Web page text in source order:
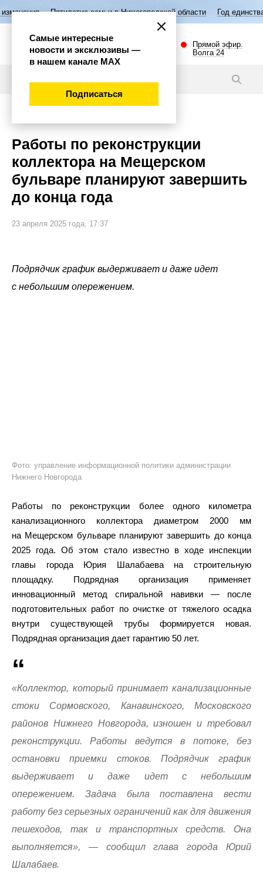
семьи в Нижегородской области Год единства народов России
Прямой эфир.
Волга 24
Работы по реконструкции
коллектора на Мещерском
бульваре планируют завершить
до конца года
23 апреля 2025 года, 17:37
Подрядчик график выдерживает и даже идет
с небольшим опережением.
Фото: управление информационной политики администрации
Нижнего Новгорода
Работы по реконструкции более одного километра
канализационного коллектора диаметром 2000 мм
на Мещерском бульваре планируют завершить до конца
2025 года. Об этом стало известно в ходе инспекции
главы города Юрия Шалабаева на строительную
площадку. Подрядная организация применяет
инновационный метод спиральной навивки — после
подготовительных работ по очистке от тяжелого осадка
внутри существующей трубы формируется новая.
Подрядная организация дает гарантию 50 лет.
«Коллектор, который принимает канализационные
стоки Сормовского, Канавинского, Московского
районов Нижнего Новгорода, изношен и требовал
реконструкции. Работы ведутся в потоке, без
остановки приемки стоков. Подрядчик график
выдерживает и даже идет с небольшим
опережением. Задача была поставлена вести
работу без серьезных ограничений как для движения
пешеходов, так и транспортных средств. Она
выполняется», — сообщил глава города Юрий
Шалабаев.
Самые интересные
новости и эксклюзивы —
в нашем канале МАХ
Подписаться